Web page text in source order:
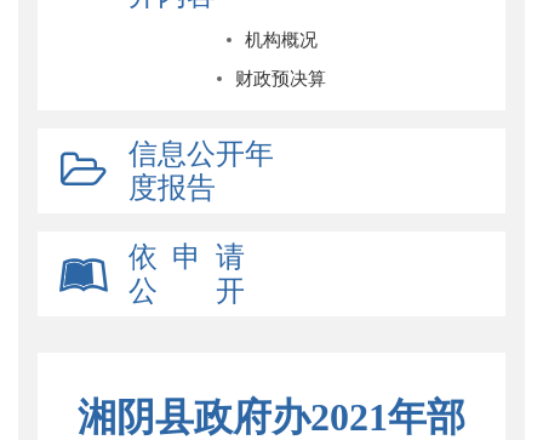
机构概况
财政预决算
信息公开年
度报告
依 申 请
公 开
湘阴县政府办2021年部